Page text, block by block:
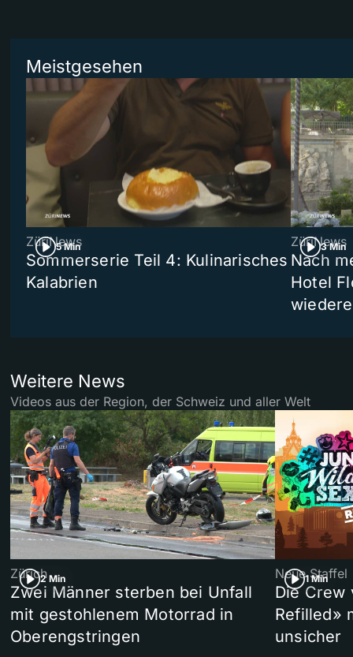
Meistgesehen
5 Min
ZüriNews
Sommerserie Teil 4: Kulinarisches
Kalabrien
3 Min
ZüriNews
Nach
Hotel
Weitere News
Videos aus der Region, der Schweiz und aller Welt
2 Min
Zürich
Zwei Männer sterben bei Unfall
mit gestohlenem Motorrad in
Oberengstringen
1 Min
Neue Staffel
Die Crew
Refilled»
unsicher